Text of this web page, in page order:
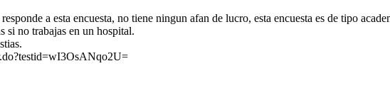
a esta encuesta, no tiene ningun afan de lucro, esta encuesta es de tipo
si no trabajas en un hospital.